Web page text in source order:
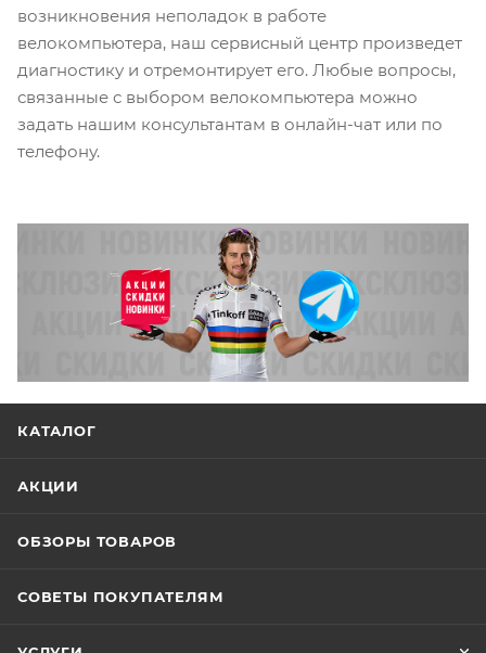
возникновения неполадок в работе
велокомпьютера, наш сервисный центр произведет
диагностику и отремонтирует его. Любые вопросы,
связанные с выбором велокомпьютера можно
задать нашим консультантам в онлайн-чат или по
телефону.
КАТАЛОГ
АКЦИИ
ОБЗОРЫ ТОВАРОВ
СОВЕТЫ ПОКУПАТЕЛЯМ